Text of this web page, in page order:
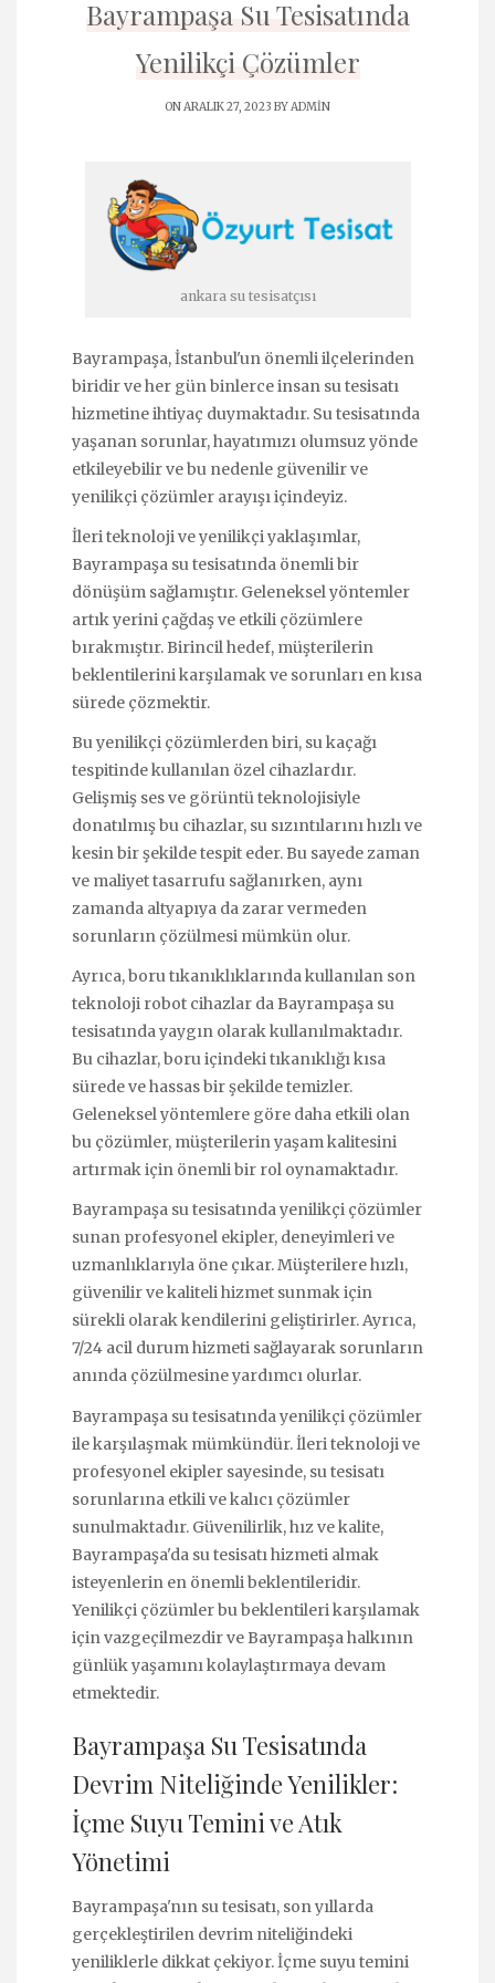
Bayrampaşa Su Tesisatında
Yenilikçi Çözümler
ON ARALIK 27, 2023 BYADMIN
ankara su tesisatçısı
Bayrampaşa, İstanbul'un önemli ilçelerinden
biridir ve her gün binlerce insan su tesisatı
hizmetine ihtiyaç duymaktadır. Su tesisatında
yaşanan sorunlar, hayatımızı olumsuz yönde
etkileyebilir ve bu nedenle güvenilir ve
yenilikçi çözümler arayışı içindeyiz.
İleri teknoloji ve yenilikçi yaklaşımlar,
Bayrampaşa su tesisatında önemli bir
dönüşüm sağlamıştır. Geleneksel yöntemler
artık yerini çağdaş ve etkili çözümlere
bırakmıştır. Birincil hedef, müşterilerin
beklentilerini karşılamak ve sorunları en kısa
sürede çözmektir.
Bu yenilikçi çözümlerden biri, su kaçağı
tespitinde kullanılan özel cihazlardır.
Gelişmiş ses ve görüntü teknolojisiyle
donatılmış bu cihazlar, su sızıntılarını hızlı ve
kesin bir şekilde tespit eder. Bu sayede zaman
ve maliyet tasarrufu sağlanırken, aynı
zamanda altyapıya da zarar vermeden
sorunların çözülmesi mümkün olur.
Ayrıca, boru tıkanıklıklarında kullanılan son
teknoloji robot cihazlar da Bayrampaşa su
tesisatında yaygın olarak kullanılmaktadır.
Bu cihazlar, boru içindeki tıkanıklığı kısa
sürede ve hassas bir şekilde temizler.
Geleneksel yöntemlere göre daha etkili olan
bu çözümler, müşterilerin yaşam kalitesini
artırmak için önemli bir rol oynamaktadır.
Bayrampaşa su tesisatında yenilikçi çözümler
sunan profesyonel ekipler, deneyimleri ve
uzmanlıklarıyla öne çıkar. Müşterilere hızlı,
güvenilir ve kaliteli hizmet sunmak için
sürekli olarak kendilerini geliştirirler. Ayrıca,
7/24 acil durum hizmeti sağlayarak sorunların
anında çözülmesine yardımcı olurlar.
Bayrampaşa su tesisatında yenilikçi çözümler
ile karşılaşmak mümkündür. İleri teknoloji ve
profesyonel ekipler sayesinde, su tesisatı
sorunlarına etkili ve kalıcı çözümler
sunulmaktadır. Güvenilirlik, hız ve kalite,
Bayrampaşa'da su tesisatı hizmeti almak
isteyenlerin en önemli beklentileridir.
Yenilikçi çözümler bu beklentileri karşılamak
için vazgeçilmezdir ve Bayrampaşa halkının
günlük yaşamını kolaylaştırmaya devam
etmektedir.
Bayrampaşa Su Tesisatında
Devrim Niteliğinde Yenilikler:
İçme Suyu Temini ve Atık
Yönetimi
Bayrampaşa'nın su tesisatı, son yıllarda
gerçekleştirilen devrim niteliğindeki
yeniliklerle dikkat çekiyor. İçme suyu temini